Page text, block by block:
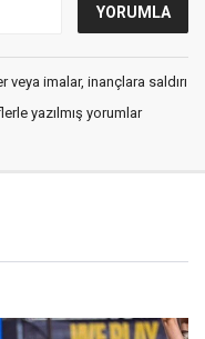
imalar, inançlara saldırı
yazılmış yorumlar